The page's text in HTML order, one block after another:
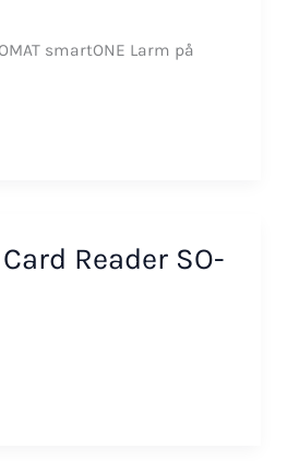
smartONE Larm på
Reader SO-